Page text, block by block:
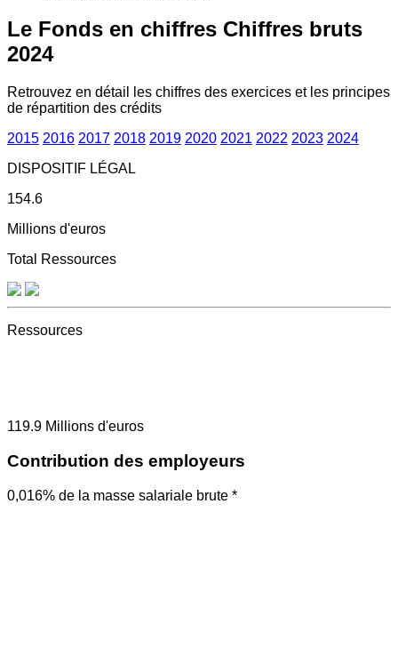
Le Fonds en chiffres Chiffres bruts
2024
Retrouvez en détail les chiffres des exercices et les principes
de répartition des crédits
2015 2016 2017 2018 2019 2020 2021 2022 2023 2024
DISPOSITIF LÉGAL
154.6
Millions d'euros
Total Ressources
Ressources
119.9 Millions d'euros
Contribution des employeurs
0,016% de la masse salariale brute *